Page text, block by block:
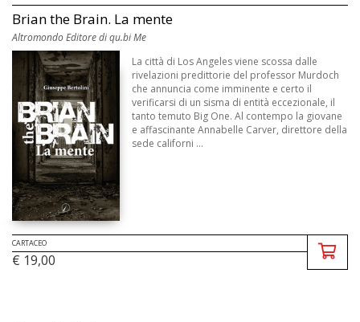
Brian the Brain. La mente
Altromondo Editore di qu.bi Me
La città di Los Angeles viene scossa dalle
rivelazioni predittorie del professor Murdoch
che annuncia come imminente e certo il
verificarsi di un sisma di entità eccezionale, il
tanto temuto Big One. Al contempo la giovane
e affascinante Annabelle Carver, direttore della
sede californi ...
CARTACEO
€ 19,00